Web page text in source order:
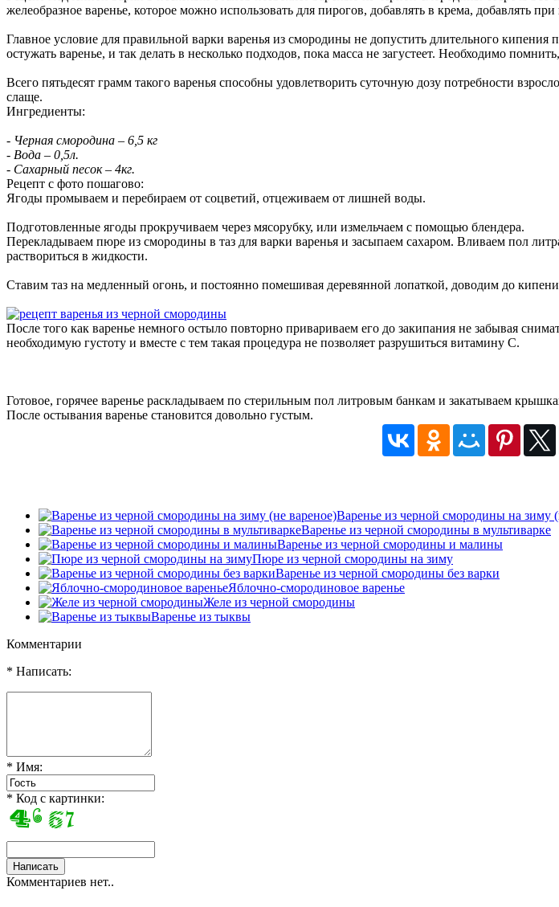
желеобразное варенье, которое можно использовать для пирогов, добавлять в крема, добавлять
Главное условие для правильной варки варенья из смородины не допустить длительного
остужать варенье, и так делать в несколько подходов, пока масса не загустеет. Необходимо
Всего пятьдесят грамм такого варенья способны удовлетворить суточную дозу потребности
слаще.
Ингредиенты:
- Черная смородина – 6,5 кг
- Вода – 0,5л.
- Сахарный песок – 4кг.
Рецепт с фото пошагово:
Ягоды промываем и перебираем от соцветий, отцеживаем от лишней воды.
Подготовленные ягоды прокручиваем через мясорубку, или измельчаем с помощью блендера.
Перекладываем пюре из смородины в таз для варки варенья и засыпаем сахаром. Вливаем пол
раствориться в жидкости.
Ставим таз на медленный огонь, и постоянно помешивая деревянной лопаткой, доводим до
После того как варенье немного остыло повторно привариваем его до закипания не забывая
необходимую густоту и вместе с тем такая процедура не позволяет разрушиться витамину C.
Готовое, горячее варенье раскладываем по стерильным пол литровым банкам и закатываем
После остывания варенье становится довольно густым.
Варенье из черной смородины на зиму
Варенье из черной смородины в мультиварке
Варенье из черной смородины и малины
Пюре из черной смородины на зиму
Варенье из черной смородины без варки
Яблочно-смородиновое варенье
Желе из черной смородины
Варенье из тыквы
Комментарии
* Написать:
* Имя:
* Код с картинки:
Комментариев нет..